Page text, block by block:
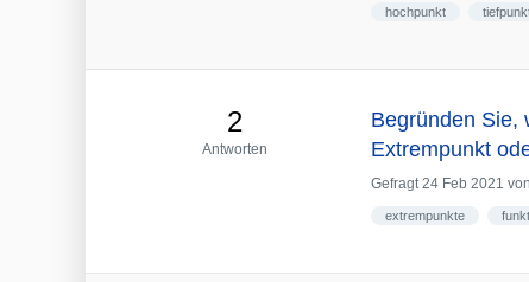
hochpunkt
2
Antworten
Begründen Sie,
Extrempunkt
Gefragt 24 Feb 2021 von
extrempunkte